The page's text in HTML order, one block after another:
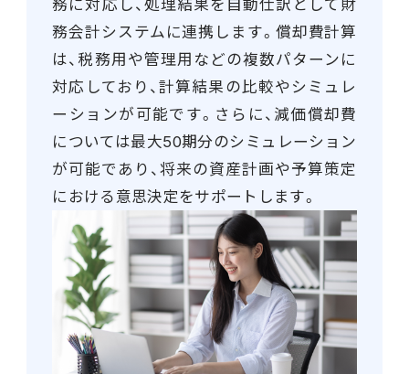
務に対応し、処理結果を自動仕訳として財
務会計システムに連携します。償却費計算
は、税務用や管理用などの複数パターンに
対応しており、計算結果の比較やシミュレ
ーションが可能です。さらに、減価償却費
については最大50期分のシミュレーション
が可能であり、将来の資産計画や予算策定
における意思決定をサポートします。